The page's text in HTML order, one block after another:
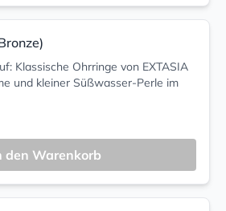
Klassische Ohrringe von EXTASIA
und kleiner Süßwasser-Perle im
den Warenkorb